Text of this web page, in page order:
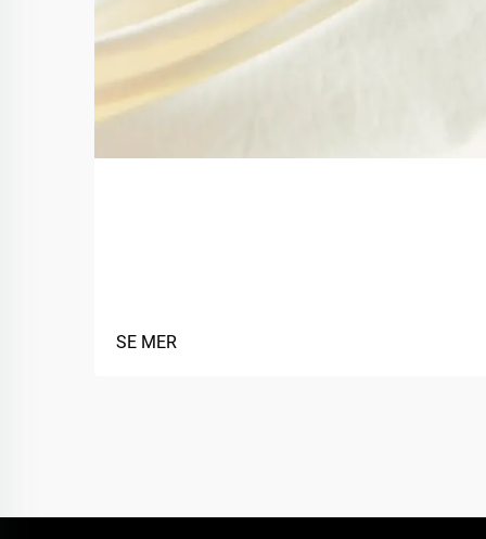
SE MER